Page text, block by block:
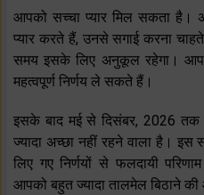
आपको सच्‍चा प्‍यार मिल सकता
प्‍यार करते हैं, उनसे सगाई करना
समय इसके लिए अनुकूल रहेगा। आप
महत्‍वपूर्ण निर्णय ले सकते हैं।
इसके बाद मई से दिसंबर, 2026
ज्‍यादा अच्‍छा नहीं रहने वाला है।
लिए गए निर्णयों से फलदायी
आपको बहुत ज्‍यादा तालमेल बिठाने